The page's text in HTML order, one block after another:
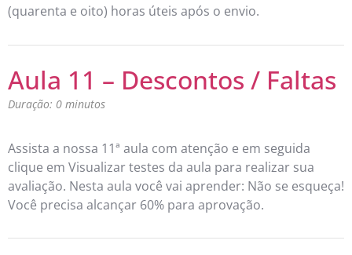
(quarenta e oito) horas úteis após o envio.
Aula 11 – Descontos / Faltas
Duração: 0 minutos
Assista a nossa 11ª aula com atenção e em seguida
clique em Visualizar testes da aula para realizar sua
avaliação. Nesta aula você vai aprender: Não se esqueça!
Você precisa alcançar 60% para aprovação.